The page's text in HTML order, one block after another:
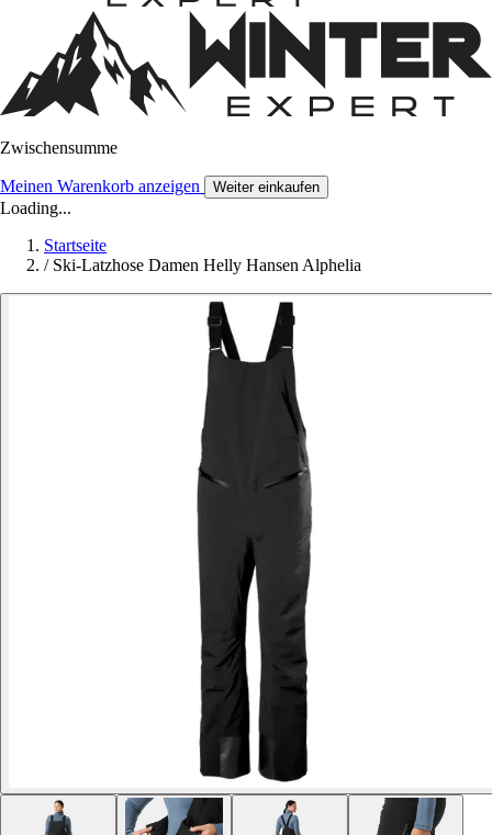
Zwischensumme
Meinen Warenkorb anzeigen Weiter einkaufen
Loading...
Startseite
/ Ski-Latzhose Damen Helly Hansen Alphelia